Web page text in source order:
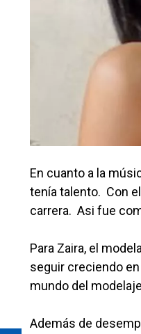
En cuanto a la
tenía talento. Con
carrera. Asi fue
Para Zaira, el
seguir creciendo
mundo del
Además de